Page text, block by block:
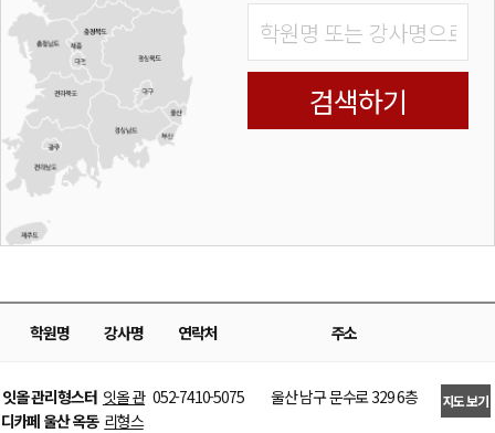
검색하기
학원명 강사명 연락처 주소
잇올 관리형스터
디카페 울산 옥동
잇올 관
리형스
052-7410-5075 울산 남구 문수로 329 6층 지도 보기